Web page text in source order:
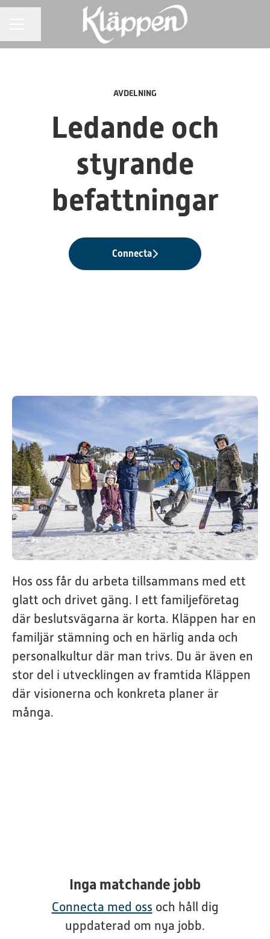
AVDELNING
Ledande och
styrande
befattningar
Connecta
Hos oss får du arbeta tillsammans med ett
glatt och drivet gäng. I ett familjeföretag
där beslutsvägarna är korta. Kläppen har en
familjär stämning och en härlig anda och
personalkultur där man trivs. Du är även en
stor del i utvecklingen av framtida Kläppen
där visionerna och konkreta planer är
många.
Inga matchande jobb
Connecta med oss och håll dig
uppdaterad om nya jobb.